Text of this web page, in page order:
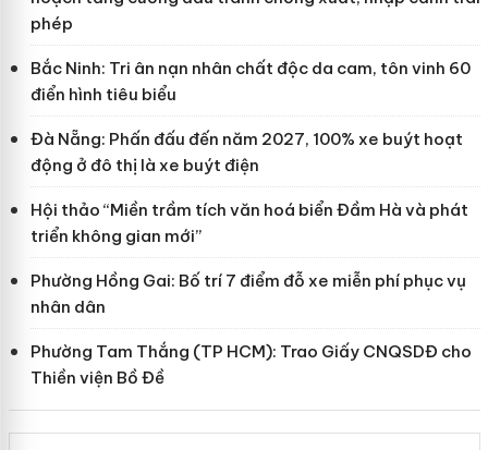
phép
Bắc Ninh: Tri ân nạn nhân chất độc da cam, tôn vinh 60
điển hình tiêu biểu
Đà Nẵng: Phấn đấu đến năm 2027, 100% xe buýt hoạt
động ở đô thị là xe buýt điện
Hội thảo “Miền trầm tích văn hoá biển Đầm Hà và phát
triển không gian mới”
Phường Hồng Gai: Bố trí 7 điểm đỗ xe miễn phí phục vụ
nhân dân
Phường Tam Thắng (TP HCM): Trao Giấy CNQSDĐ cho
Thiền viện Bồ Đề